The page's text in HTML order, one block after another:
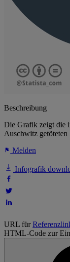
Beschreibung
Die Grafik zeigt die
Auschwitz getöteten
Melden
Infografik
URL für
HTML-Code zur